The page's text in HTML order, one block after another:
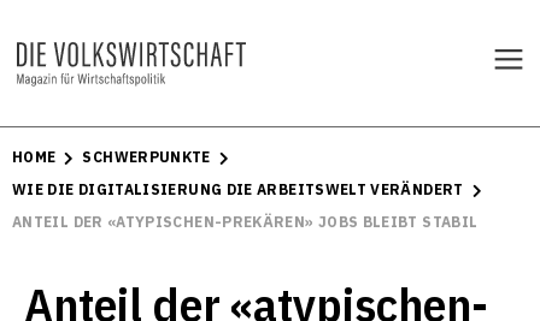
HOME
SCHWERPUNKTE
WIE DIE DIGITALISIERUNG DIE ARBEITSWELT VERÄNDERT
ANTEIL DER «ATYPISCHEN-PREKÄREN» JOBS BLEIBT STABIL
Anteil der «atypischen-